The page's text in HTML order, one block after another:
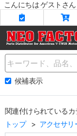
こんにちは ゲストさん
Name
候補表示
関連付けられている
トップ
アクセサリ